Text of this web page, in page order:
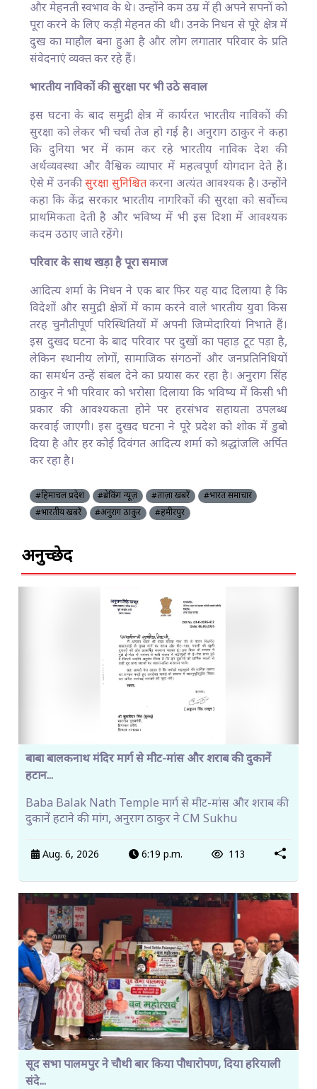
और मेहनती स्वभाव के थे। उन्होंने कम उम्र में ही अपने सपनों को
पूरा करने के लिए कड़ी मेहनत की थी। उनके निधन से पूरे क्षेत्र में
दुख का माहौल बना हुआ है और लोग लगातार परिवार के प्रति
संवेदनाएं व्यक्त कर रहे हैं।
भारतीय नाविकों की सुरक्षा पर भी उठे सवाल
इस घटना के बाद समुद्री क्षेत्र में कार्यरत भारतीय नाविकों की
सुरक्षा को लेकर भी चर्चा तेज हो गई है। अनुराग ठाकुर ने कहा
कि दुनिया भर में काम कर रहे भारतीय नाविक देश की
अर्थव्यवस्था और वैश्विक व्यापार में महत्वपूर्ण योगदान देते हैं।
ऐसे में उनकीसुरक्षा सुनिश्चितकरना अत्यंत आवश्यक है। उन्होंने
कहा कि केंद्र सरकार भारतीय नागरिकों की सुरक्षा को सर्वोच्च
प्राथमिकता देती है और भविष्य में भी इस दिशा में आवश्यक
कदम उठाए जाते रहेंगे।
परिवार के साथ खड़ा है पूरा समाज
आदित्य शर्मा के निधन ने एक बार फिर यह याद दिलाया है कि
विदेशों और समुद्री क्षेत्रों में काम करने वाले भारतीय युवा किस
तरह चुनौतीपूर्ण परिस्थितियों में अपनी जिम्मेदारियां निभाते हैं।
इस दुखद घटना के बाद परिवार पर दुखों का पहाड़ टूट पड़ा है,
लेकिन स्थानीय लोगों, सामाजिक संगठनों और जनप्रतिनिधियों
का समर्थन उन्हें संबल देने का प्रयास कर रहा है। अनुराग सिंह
ठाकुर ने भी परिवार को भरोसा दिलाया कि भविष्य में किसी भी
प्रकार की आवश्यकता होने पर हरसंभव सहायता उपलब्ध
करवाई जाएगी। इस दुखद घटना ने पूरे प्रदेश को शोक में डुबो
दिया है और हर कोई दिवंगत आदित्य शर्मा को श्रद्धांजलि अर्पित
कर रहा है।
#हिमाचल प्रदेश #ब्रेकिंग न्यूज़ #ताज़ा खबरें
#भारत समाचार
#भारतीय खबरें
#अनुराग ठाकुर #हमीरपुर
अनुच्छेद
बाबा बालकनाथ मंदिर मार्ग से मीट-मांस और शराब की दुकानें
हटान...
Baba Balak Nath Temple मार्ग से मीट-मांस और शराब की
दुकानें हटाने की मांग, अनुराग ठाकुर ने CM Sukhu
Aug. 6, 2026 6:19 p.m. 113
सूद सभा पालमपुर ने चौथी बार किया पौधारोपण, दिया हरियाली
संदे...